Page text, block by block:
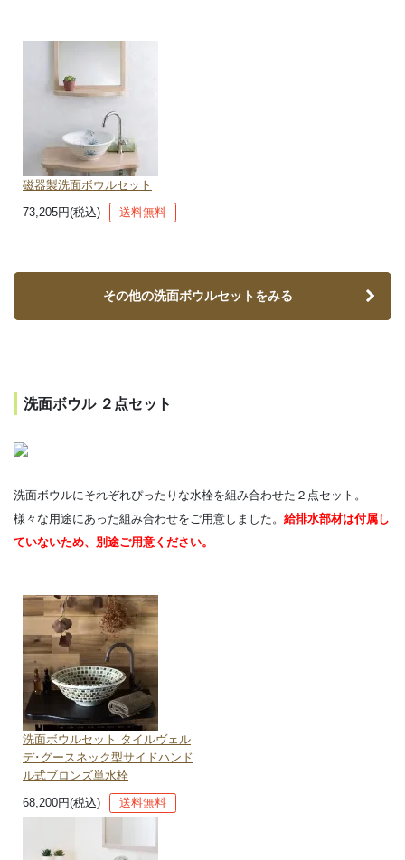
磁器製洗面ボウルセット
73,205円(税込)
送料無料
その他の洗面ボウルセットをみる
洗面ボウル ２点セット
洗面ボウルにそれぞれぴったりな水栓を組み合わせた２点セット。
様々な用途にあった組み合わせをご用意しました。 給排水部材は付属し
ていないため、別途ご用意ください。
洗面ボウルセット タイルヴェル
デ･グースネック型サイドハンド
ル式ブロンズ単水栓
68,200円(税込)
送料無料